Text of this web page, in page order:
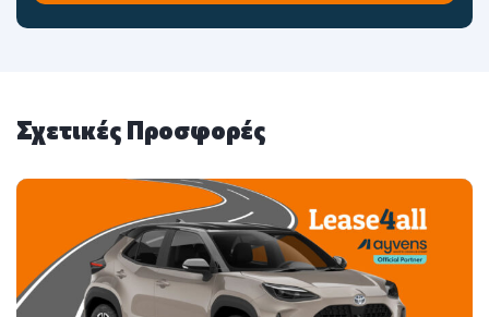
Σχετικές Προσφορές